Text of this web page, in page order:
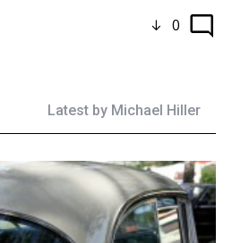
0
Latest by Michael Hiller